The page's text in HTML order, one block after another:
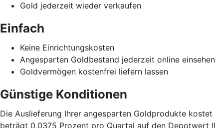
Gold jederzeit wieder verkaufen
Einfach
Keine Einrichtungskosten
Angesparten Goldbestand jederzeit online einsehen
Goldvermögen kostenfrei liefern lassen
Günstige Konditionen
Die Auslieferung Ihrer angesparten Goldprodukte
beträgt 0,0375 Prozent pro Quartal auf den Depotwert